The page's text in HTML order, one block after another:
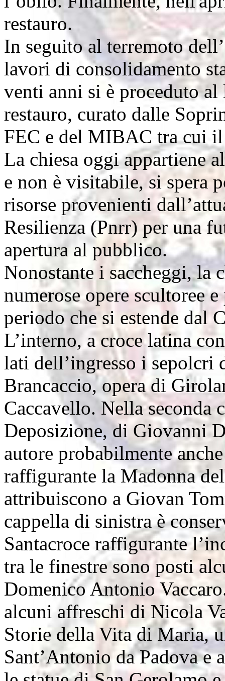
restauro.
In seguito al terremoto
lavori di consolidamento
venti anni si è proceduto
restauro, curato dalle
FEC e del MIBAC tra cui
La chiesa oggi appartiene
e non è visitabile, si spera
risorse provenienti
Resilienza (Pnrr) per una
apertura al pubblico.
Nonostante i saccheggi, la
numerose opere scultoree
periodo che si estende dal
L’interno, a croce latina
lati dell’ingresso i sepolcri
Brancaccio, opera di
Caccavello. Nella seconda
Deposizione, di Giovanni
autore probabilmente
raffigurante la Madonna
attribuiscono a Giovan
cappella di sinistra è
Santacroce raffigurante
tra le finestre sono posti
Domenico Antonio
alcuni affreschi di Nicola
Storie della Vita di Maria,
Sant’Antonio da Padova e